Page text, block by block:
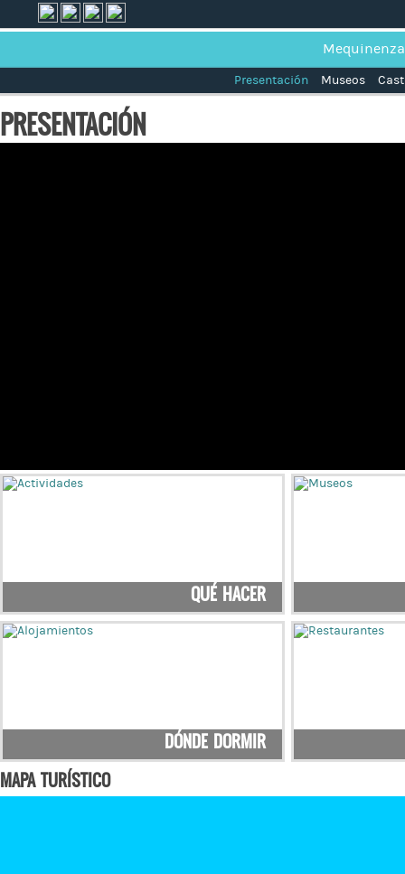
Mequinenza
Presentación Museos
PRESENTACIÓN
QUÉ HACER
DÓNDE DORMIR
MAPA TURÍSTICO